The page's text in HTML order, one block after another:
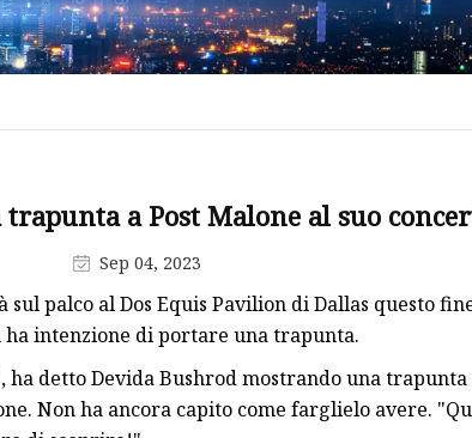
cuscino
del materasso
schiuma
a Post Malone al suo
Sep 04, 2023
palco al Dos Equis Pavilion di Dallas questo
intenzione di portare una trapunta.
detto Devida Bushrod mostrando una
Non ha ancora capito come farglielo avere.